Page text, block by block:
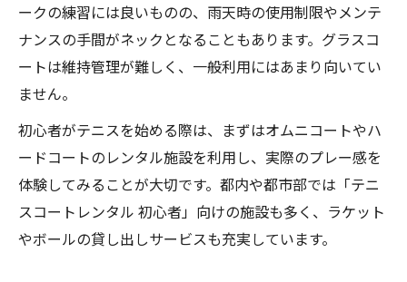
ークの練習には良いものの、雨天時の使用制限やメンテ
ナンスの手間がネックとなることもあります。グラスコ
ートは維持管理が難しく、一般利用にはあまり向いてい
ません。
初心者がテニスを始める際は、まずはオムニコートやハ
ードコートのレンタル施設を利用し、実際のプレー感を
体験してみることが大切です。都内や都市部では「テニ
スコートレンタル 初心者」向けの施設も多く、ラケット
やボールの貸し出しサービスも充実しています。